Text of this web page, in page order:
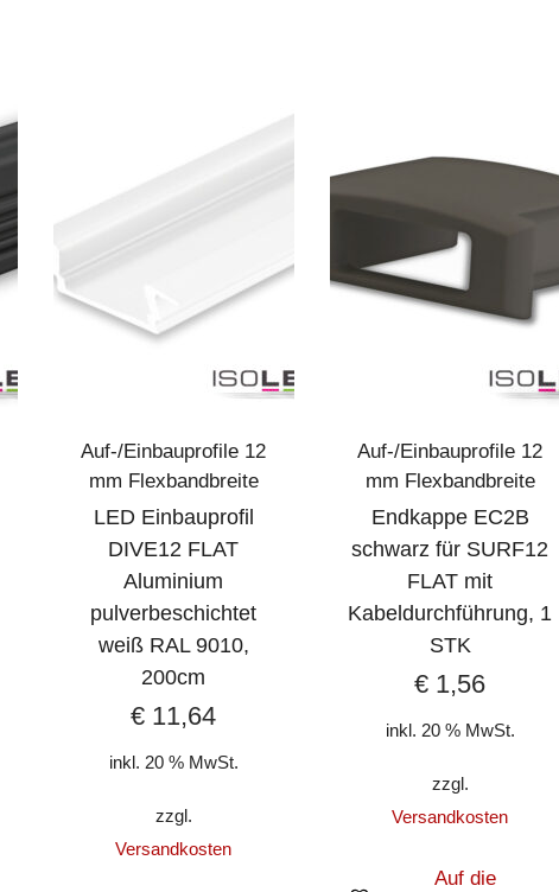
Auf-/Einbauprofile 12
mm Flexbandbreite
LED Einbauprofil
DIVE12 FLAT
Aluminium
pulverbeschichtet
weiß RAL 9010,
200cm
€ 11,64
inkl. 20 % MwSt.
zzgl.
Versandkosten
Auf-/Einbauprofile 12
mm Flexbandbreite
Endkappe EC2B
schwarz für SURF12
FLAT mit
Kabeldurchführung, 1
STK
€ 1,56
inkl. 20 % MwSt.
zzgl.
Versandkosten
Auf die